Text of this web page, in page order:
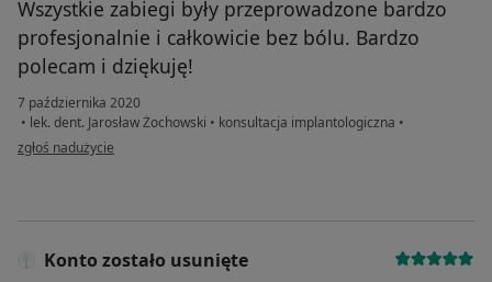
Wszystkie zabiegi były przeprowadzone bardzo
profesjonalnie i całkowicie bez bólu. Bardzo
polecam i dziękuję!
7 października 2020
• lek. dent. Jarosław Żochowski • konsultacja implantologiczna •
w opinii użytkownika Małgorzata Traczyk
zgłoś nadużycie
Konto zostało usunięte